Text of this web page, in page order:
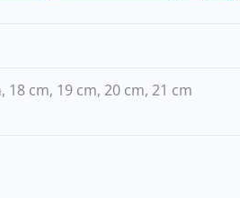
18 cm, 19 cm, 20 cm, 21 cm